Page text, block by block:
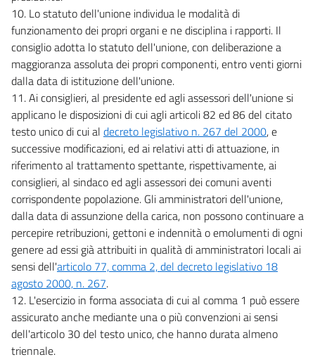
10. Lo statuto dell'unione individua le modalità di
funzionamento dei propri organi e ne disciplina i rapporti. Il
consiglio adotta lo statuto dell'unione, con deliberazione a
maggioranza assoluta dei propri componenti, entro venti giorni
dalla data di istituzione dell'unione.
11. Ai consiglieri, al presidente ed agli assessori dell'unione si
applicano le disposizioni di cui agli articoli 82 ed 86 del citato
testo unico di cui al decreto legislativo n. 267 del 2000, e
successive modificazioni, ed ai relativi atti di attuazione, in
riferimento al trattamento spettante, rispettivamente, ai
consiglieri, al sindaco ed agli assessori dei comuni aventi
corrispondente popolazione. Gli amministratori dell'unione,
dalla data di assunzione della carica, non possono continuare a
percepire retribuzioni, gettoni e indennità o emolumenti di ogni
genere ad essi già attribuiti in qualità di amministratori locali ai
sensi dell'articolo 77, comma 2, del decreto legislativo 18
agosto 2000, n. 267.
12. L'esercizio in forma associata di cui al comma 1 può essere
assicurato anche mediante una o più convenzioni ai sensi
dell'articolo 30 del testo unico, che hanno durata almeno
triennale.